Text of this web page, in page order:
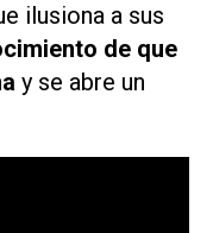
ilusiona a sus
de que
y se abre un